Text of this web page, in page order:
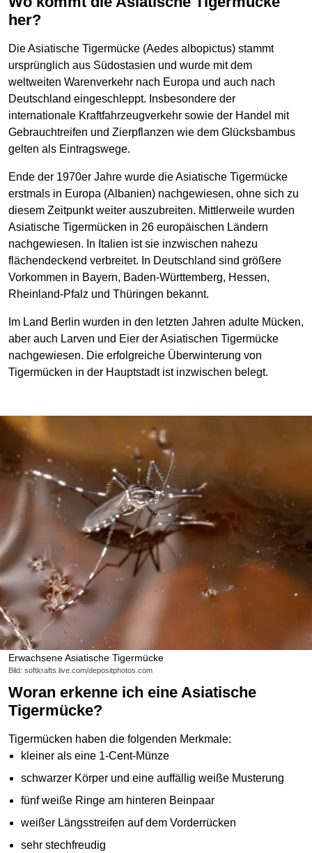
her?
Die Asiatische Tigermücke (Aedes albopictus) stammt
ursprünglich aus Südostasien und wurde mit dem
weltweiten Warenverkehr nach Europa und auch nach
Deutschland eingeschleppt. Insbesondere der
internationale Kraftfahrzeugverkehr sowie der Handel mit
Gebrauchtreifen und Zierpflanzen wie dem Glücksbambus
gelten als Eintragswege.
Ende der 1970er Jahre wurde die Asiatische Tigermücke
erstmals in Europa (Albanien) nachgewiesen, ohne sich zu
diesem Zeitpunkt weiter auszubreiten. Mittlerweile wurden
Asiatische Tigermücken in 26 europäischen Ländern
nachgewiesen. In Italien ist sie inzwischen nahezu
flächendeckend verbreitet. In Deutschland sind größere
Vorkommen in Bayern, Baden-Württemberg, Hessen,
Rheinland-Pfalz und Thüringen bekannt.
Im Land Berlin wurden in den letzten Jahren adulte Mücken,
aber auch Larven und Eier der Asiatischen Tigermücke
nachgewiesen. Die erfolgreiche Überwinterung von
Tigermücken in der Hauptstadt ist inzwischen belegt.
Erwachsene Asiatische Tigermücke
Bild: softkrafts.live.com/depositphotos.com
Woran erkenne ich eine Asiatische
Tigermücke?
Tigermücken haben die folgenden Merkmale:
kleiner als eine 1-Cent-Münze
schwarzer Körper und eine auffällig weiße Musterung
fünf weiße Ringe am hinteren Beinpaar
weißer Längsstreifen auf dem Vorderrücken
sehr stechfreudig